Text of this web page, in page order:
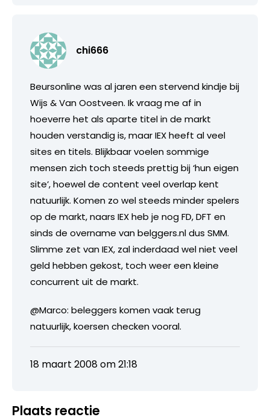
chi666
Beursonline was al jaren een stervend kindje bij
Wijs & Van Oostveen. Ik vraag me af in
hoeverre het als aparte titel in de markt
houden verstandig is, maar IEX heeft al veel
sites en titels. Blijkbaar voelen sommige
mensen zich toch steeds prettig bij ‘hun eigen
site’, hoewel de content veel overlap kent
natuurlijk. Komen zo wel steeds minder spelers
op de markt, naars IEX heb je nog FD, DFT en
sinds de overname van belggers.nl dus SMM.
Slimme zet van IEX, zal inderdaad wel niet veel
geld hebben gekost, toch weer een kleine
concurrent uit de markt.
@Marco: beleggers komen vaak terug
natuurlijk, koersen checken vooral.
18 maart 2008 om 21:18
Plaats reactie